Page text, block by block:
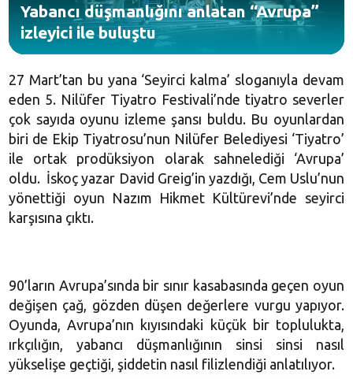
Yabancı düşmanlığını anlatan “Avrupa”
izleyici ile buluştu
27 Mart’tan bu yana ‘Seyirci kalma’ sloganıyla devam
eden 5. Nilüfer Tiyatro Festivali’nde tiyatro severler
çok sayıda oyunu izleme şansı buldu. Bu oyunlardan
biri de Ekip Tiyatrosu’nun Nilüfer Belediyesi ‘Tiyatro’
ile ortak prodüksiyon olarak sahnelediği ‘Avrupa’
oldu. İskoç yazar David Greig’in yazdığı, Cem Uslu’nun
yönettiği oyun Nazım Hikmet Kültürevi’nde seyirci
karşısına çıktı.
90’ların Avrupa’sında bir sınır kasabasında geçen oyun
değişen çağ, gözden düşen değerlere vurgu yapıyor.
Oyunda, Avrupa’nın kıyısındaki küçük bir toplulukta,
ırkçılığın, yabancı düşmanlığının sinsi sinsi nasıl
yükselişe geçtiği, şiddetin nasıl filizlendiği anlatılıyor.